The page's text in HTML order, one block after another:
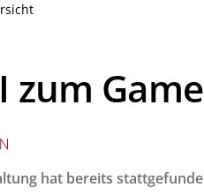
zum
hat bereits